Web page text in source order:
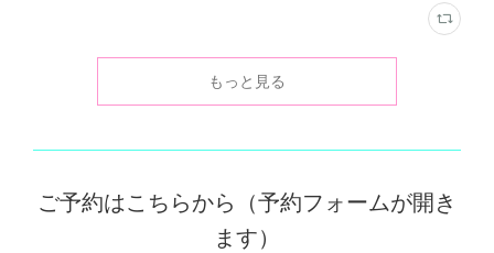
もっと見る
ご予約はこちらから（予約フォームが開き
ます）